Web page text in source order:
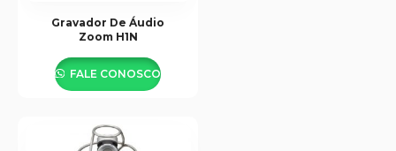
Gravador De Áudio
Zoom H1N
FALE CONOSCO